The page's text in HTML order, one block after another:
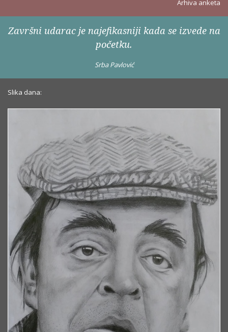
Arhiva anketa
Završni udarac je najefikasniji kada se izvede na
početku.
Srba Pavlović
Slika dana: